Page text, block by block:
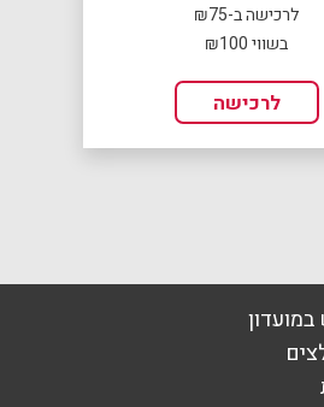
לרכישה ב-₪75
בשווי ₪100
לרכישה